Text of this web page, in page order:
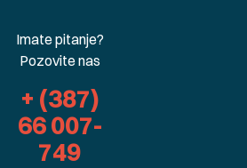
Imate pitanje?
Pozovite nas
+ (387)
66 007-
749